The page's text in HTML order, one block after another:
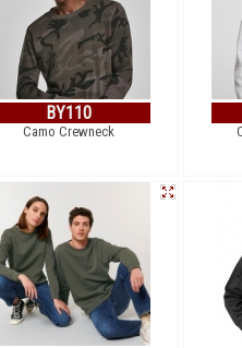
BY110
Camo Crewneck